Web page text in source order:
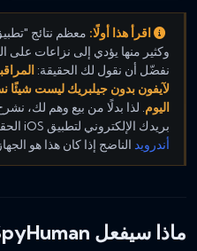
اقرأ هذا أولًا: معظم نتائج
وكثير منها يؤدي إلى نزاعات على
نفضّل أن نقول لك الحقيقة:
لآيفون بدون جيلبريك ليست شيئًا
اليوم . لذا بدلًا من بيع وهم لك،
بريدك الإلكتروني لتطبيق iOS الحقيقي، ونقدم لك
أندرويد الناضج إذا كان هذا هو
ماذا سيفعل SpyHuman للآيفون (مخطط له)